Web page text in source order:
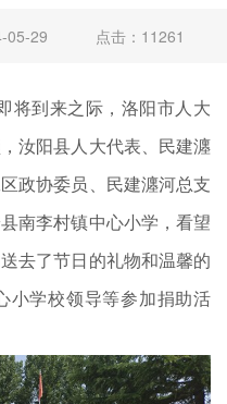
05-29 点击：11261
将到来之际，洛阳市人大
汝阳县人大代表、民建瀍
政协委员、民建瀍河总支
南李村镇中心小学，看望
去了节日的礼物和温馨的
小学校领导等参加捐助活